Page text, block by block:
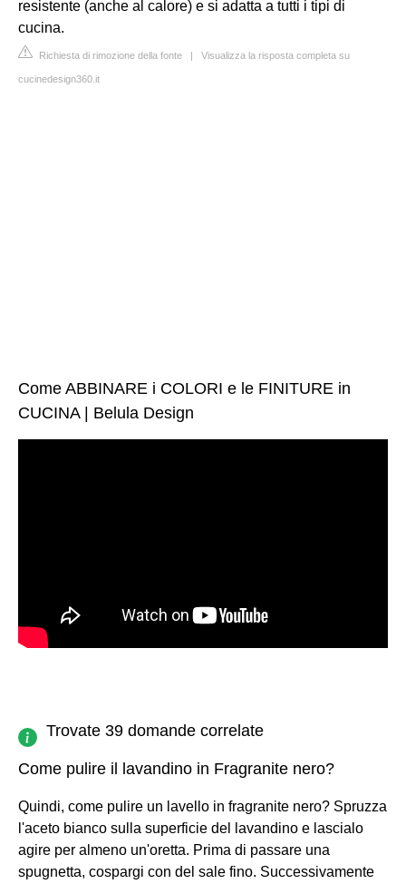
resistente (anche al calore) e si adatta a tutti i tipi di
cucina.
Richiesta di rimozione della fonte | Visualizza la risposta completa su
cucinedesign360.it
Come ABBINARE i COLORI e le FINITURE in
CUCINA | Belula Design
Trovate 39 domande correlate
Come pulire il lavandino in Fragranite nero?
Quindi, come pulire un lavello in fragranite nero? Spruzza
l'aceto bianco sulla superficie del lavandino e lascialo
agire per almeno un'oretta. Prima di passare una
spugnetta, cospargi con del sale fino. Successivamente